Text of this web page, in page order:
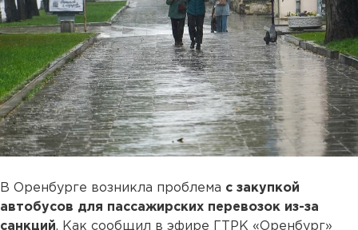
В Оренбурге возникла проблема с закупкой
автобусов для пассажирских перевозок из-за
санкций. Как сообщил в эфире ГТРК «Оренбург»